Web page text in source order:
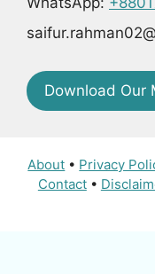
Download Our
About • Privacy
Contact•